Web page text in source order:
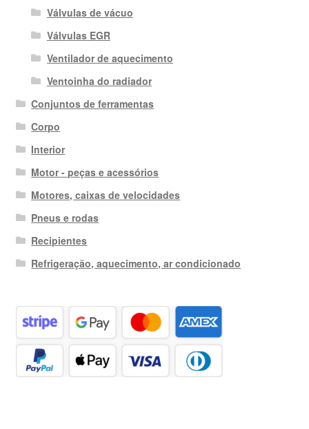
Válvulas de vácuo
Válvulas EGR
Ventilador de aquecimento
Ventoinha do radiador
Conjuntos de ferramentas
Corpo
Interior
Motor - peças e acessórios
Motores, caixas de velocidades
Pneus e rodas
Recipientes
Refrigeração, aquecimento, ar condicionado